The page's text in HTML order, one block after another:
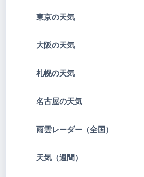
東京の天気
大阪の天気
札幌の天気
名古屋の天気
雨雲レーダー（全国）
天気（週間）